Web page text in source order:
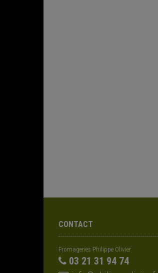
CONTACT
Fromageries Philippe Olivier
03 21 31 94 74